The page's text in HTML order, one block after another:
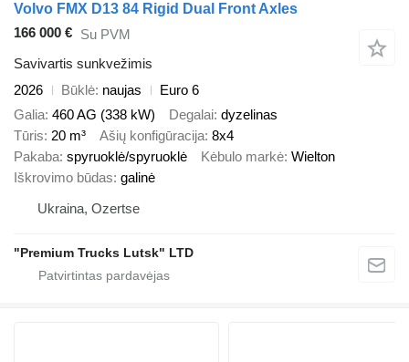
Volvo FMX D13 84 Rigid Dual Front Axles
166 000 € Su PVM
Savivartis sunkvežimis
2026
Būklė naujas
Euro 6
Galia 460 AG (338 kW) Degalai dyzelinas
Tūris 20 m³ Ašių konfigūracija 8x4
Pakaba spyruoklė/spyruoklė Kėbulo markė Wielton
Iškrovimo būdas galinė
Ukraina, Ozertse
"Premium Trucks Lutsk" LTD